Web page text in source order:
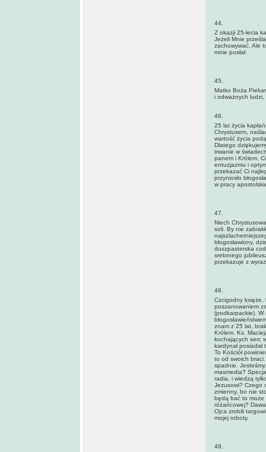
44.
Z okazji 25-lecia
Jeżeli Mnie
zachowywać. Ale
mnie posłał.
45.
Matko Boża
i odważnych
46.
25 lat życia
Chrystusem,
wartość życia
Dlatego
trwanie w
panem i Królem.
entuzjazmu i
przekazać Ci
przyniosło
w pracy
47.
Niech
soli. By nie
błogosławiony,
duszpasterska
srebrnego
przekazuje z
48.
Czcigodny księże,
poszanowaniem
(podkarpackie). W
znam z 25 lat,
Królem. Ks.
kochających serc
kardynał posiadał
To Kościół
to od swoich
spadnie.
masmedia?
radia, i wiedzą
Jezusowi? Czego
zmienny, bo nie
będą bać to może
różańcowej?
Ojca zrobili
mojej roboty.
49.